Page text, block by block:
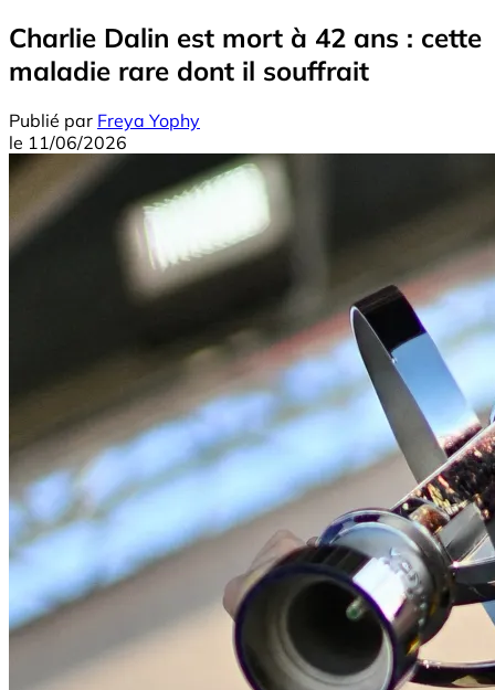
Charlie Dalin est mort à 42 ans : cette
maladie rare dont il souffrait
Publié par Freya Yophy
le 11/06/2026